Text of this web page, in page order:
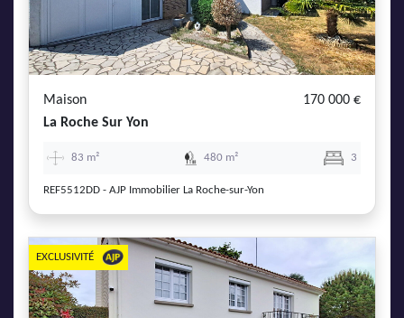
Maison
170 000 €
La Roche Sur Yon
83 m² 480 m² 3
REF5512DD - AJP Immobilier La Roche-sur-Yon
EXCLUSIVITÉ